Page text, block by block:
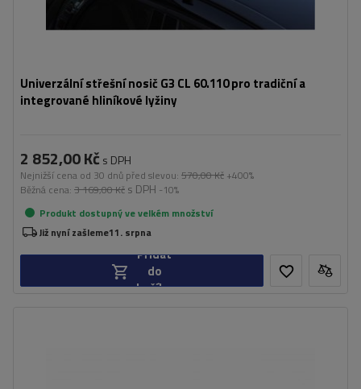
Univerzální střešní nosič G3 CL 60.110 pro tradiční a
integrované hliníkové lyžiny
2 852,00 Kč s DPH
Nejnižší cena od 30 dnů před slevou: 570,00 Kč +400%
Běžná cena: 3 169,00 Kč s DPH -10%
Produkt dostupný ve velkém množství
Již nyní zašleme11. srpna
Přidat
do
košíku